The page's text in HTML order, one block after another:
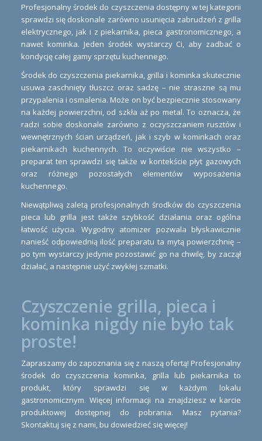
Profesjonalny środek do czyszczenia dostępny w tej kategorii
sprawdzi się doskonale zarówno usunięcia zabrudzeń z grilla
elektrycznego, jak i z piekarnika, pieca gastronomicznego, a
nawet kominka. Jeden środek wystarczy Ci, aby zadbać o
kondycję całej gamy sprzętu kuchennego.
Środek do czyszczenia piekarnika, grilla i kominka skutecznie
usuwa zaschnięty tłuszcz oraz sadzę – nie straszne są mu
przypalenia i osmalenia. Może on być bezpiecznie stosowany
na każdej powierzchni, od szkła aż po metal. To oznacza, że
radzi sobie doskonale zarówno z oczyszczaniem rusztów i
wewnętrznych ścian urządzeń, jak i szyb w kominkach oraz
piekarnikach kuchennych. To oczywiście nie wszystko –
preparat ten sprawdzi się także w kontekście płyt gazowych
oraz różnego pozostałych elementów wyposażenia
kuchennego.
Niewątpliwą zaletą profesjonalnych środków do czyszczenia
pieca lub grilla jest także szybkość działania oraz ogólna
łatwość użycia. Wygodny atomizer pozwala błyskawicznie
nanieść odpowiednią ilość preparatu ta mytą powierzchnię –
po tym wystarczy jedynie pozostawić go na chwilę, by zaczął
działać, a następnie użyć zwykłej szmatki.
Czyszczenie grilla, pieca i
kominka nigdy nie było tak
proste!
Zapraszamy do zapoznania się z naszą ofertą! Profesjonalny
środek do czyszczenia kominka, grilla lub piekarnika to
produkt, który sprawdzi się w każdym lokalu
gastronomicznym. Więcej informacji na znajdziesz w karcie
produktowej dostępnej do pobrania. Masz pytania?
Skontaktuj się z nami, bu dowiedzieć się więcej!